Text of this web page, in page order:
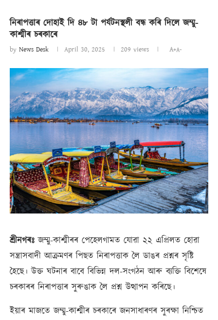
নিৰাপত্তাৰ দোহাই দি ৪৮ টা পৰ্যটনস্থলী বন্ধ কৰি দিলে জম্মু-
কাশ্মীৰ চৰকাৰে
by News Desk April 30, 2025 209 views A+A-
শ্ৰীনগৰঃ জম্মু-কাশ্মীৰৰ পেহেলগামত যোৱা ২২ এপ্ৰিলত হোৱা
সন্ত্ৰাসবাদী আক্ৰমণৰ পিছত ‎নিৰাপত্তাক লৈ ডাঙৰ প্ৰশ্নৰ সৃষ্টি
হৈছে। উক্ত ঘটনাৰ বাবে বিভিন্ন দল-সংগঠন আৰু ‎ব্যক্তি বিশেষে
চৰকাৰৰ নিৰাপত্তাৰ সুৰুঙাক লৈ প্ৰশ্ন উত্থাপন কৰিছে।
ইয়াৰ মাজতে ‎জম্মু-কাশ্মীৰ চৰকাৰে জনসাধাৰণৰ সুৰক্ষা নিশ্চিত